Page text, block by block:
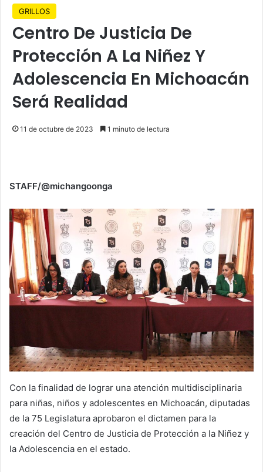
GRILLOS
Centro De Justicia De
Protección A La Niñez Y
Adolescencia En Michoacán
Será Realidad
11 de octubre de 2023 1 minuto de lectura
STAFF/@michangoonga
Con la finalidad de lograr una atención multidisciplinaria
para niñas, niños y adolescentes en Michoacán, diputadas
de la 75 Legislatura aprobaron el dictamen para la
creación del Centro de Justicia de Protección a la Niñez y
la Adolescencia en el estado.